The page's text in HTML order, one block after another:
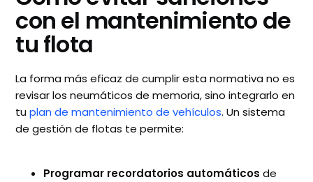
con el mantenimiento de
tu flota
La forma más eficaz de cumplir esta normativa no es
revisar los neumáticos de memoria, sino integrarlo en
tuplan de mantenimiento de vehículos. Un sistema
de gestión de flotas te permite:
Programar recordatorios automáticos de